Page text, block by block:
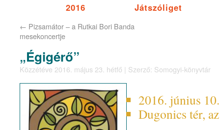
2016
Játszóliget
← Pizsamátor – a Rutkai Bori Banda
mesekoncertje
„Égigérő”
Közzétéve 2016. május 23. hétfő | Szerző: Somogyi-könyvtár
2016. június
Dugonics tér,